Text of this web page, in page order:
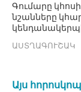
Գումարը
նշանները
ԱՍՏՂԱԳՈՒՇԱԿ
Այս